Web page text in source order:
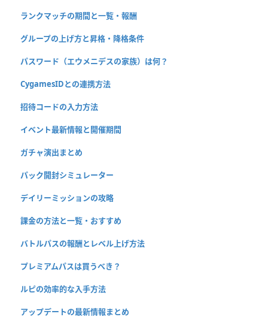
ランクマッチの期間と一覧・報酬
グループの上げ方と昇格・降格条件
パスワード（エウメニデスの家族）は何？
CygamesIDとの連携方法
招待コードの入力方法
イベント最新情報と開催期間
ガチャ演出まとめ
パック開封シミュレーター
デイリーミッションの攻略
課金の方法と一覧・おすすめ
バトルパスの報酬とレベル上げ方法
プレミアムパスは買うべき？
ルピの効率的な入手方法
アップデートの最新情報まとめ